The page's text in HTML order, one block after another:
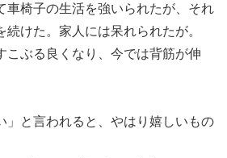
車椅子の生活を強いられたが、それ
けた。家人には呆れられたが。
こぶる良くなり、今では背筋が伸
」と言われると、やはり嬉しいもの